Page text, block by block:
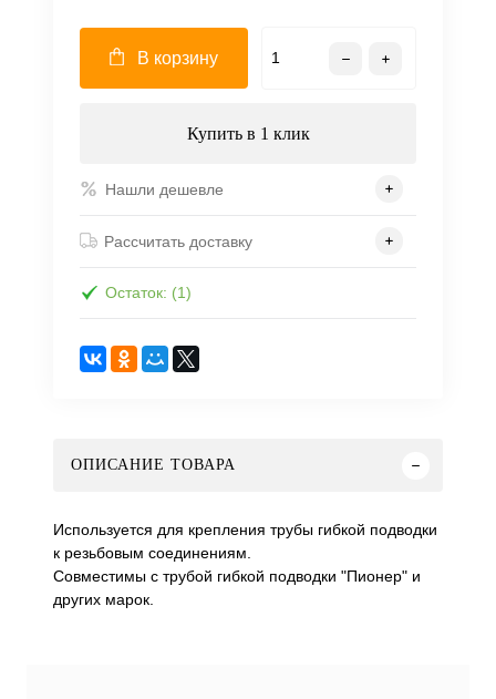
В корзину
Купить в 1 клик
Нашли дешевле
Рассчитать доставку
Остаток: (1)
ОПИСАНИЕ ТОВАРА
Используется для крепления трубы гибкой подводки
к резьбовым соединениям.
Совместимы с трубой гибкой подводки "Пионер" и
других марок.